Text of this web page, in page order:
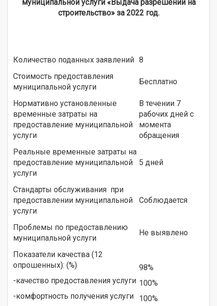
муниципальной услуги «Выдача разрешений на
строительство» за 2022 год.
Количество поданных заявлений 8
Стоимость предоставления
муниципальной услуги
Бесплатно
Нормативно установленные
временные затраты на
предоставление муниципальной
услуги
В течении 7
рабочих дней с
момента
обращения
Реальные временные затраты на
предоставление муниципальной
услуги
5 дней
Стандарты обслуживания при
предоставлении муниципальной
услуги
Соблюдается
Проблемы по предоставлению
муниципальной услуги
Не выявлено
Показатели качества (12
опрошенных): (%)
-качество предоставления услуги
-комфортность получения услуги
98%
100%
100%